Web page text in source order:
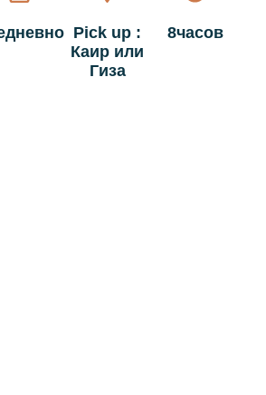
Pick up :
Каир или
Гиза
8часов